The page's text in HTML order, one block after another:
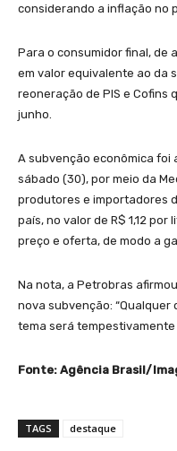
considerando a inflação no
Para o consumidor final, de
em valor equivalente ao da
reoneração de PIS e Cofins
junho.
A subvenção econômica
sábado (30), por meio da
produtores e importadores
país, no valor de R$ 1,12
preço e oferta, de modo a
Na nota, a Petrobras
nova subvenção:
tema será tempestivamente
Fonte: Agência Brasil/
TAGS destaque